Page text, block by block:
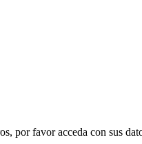
por favor acceda con sus